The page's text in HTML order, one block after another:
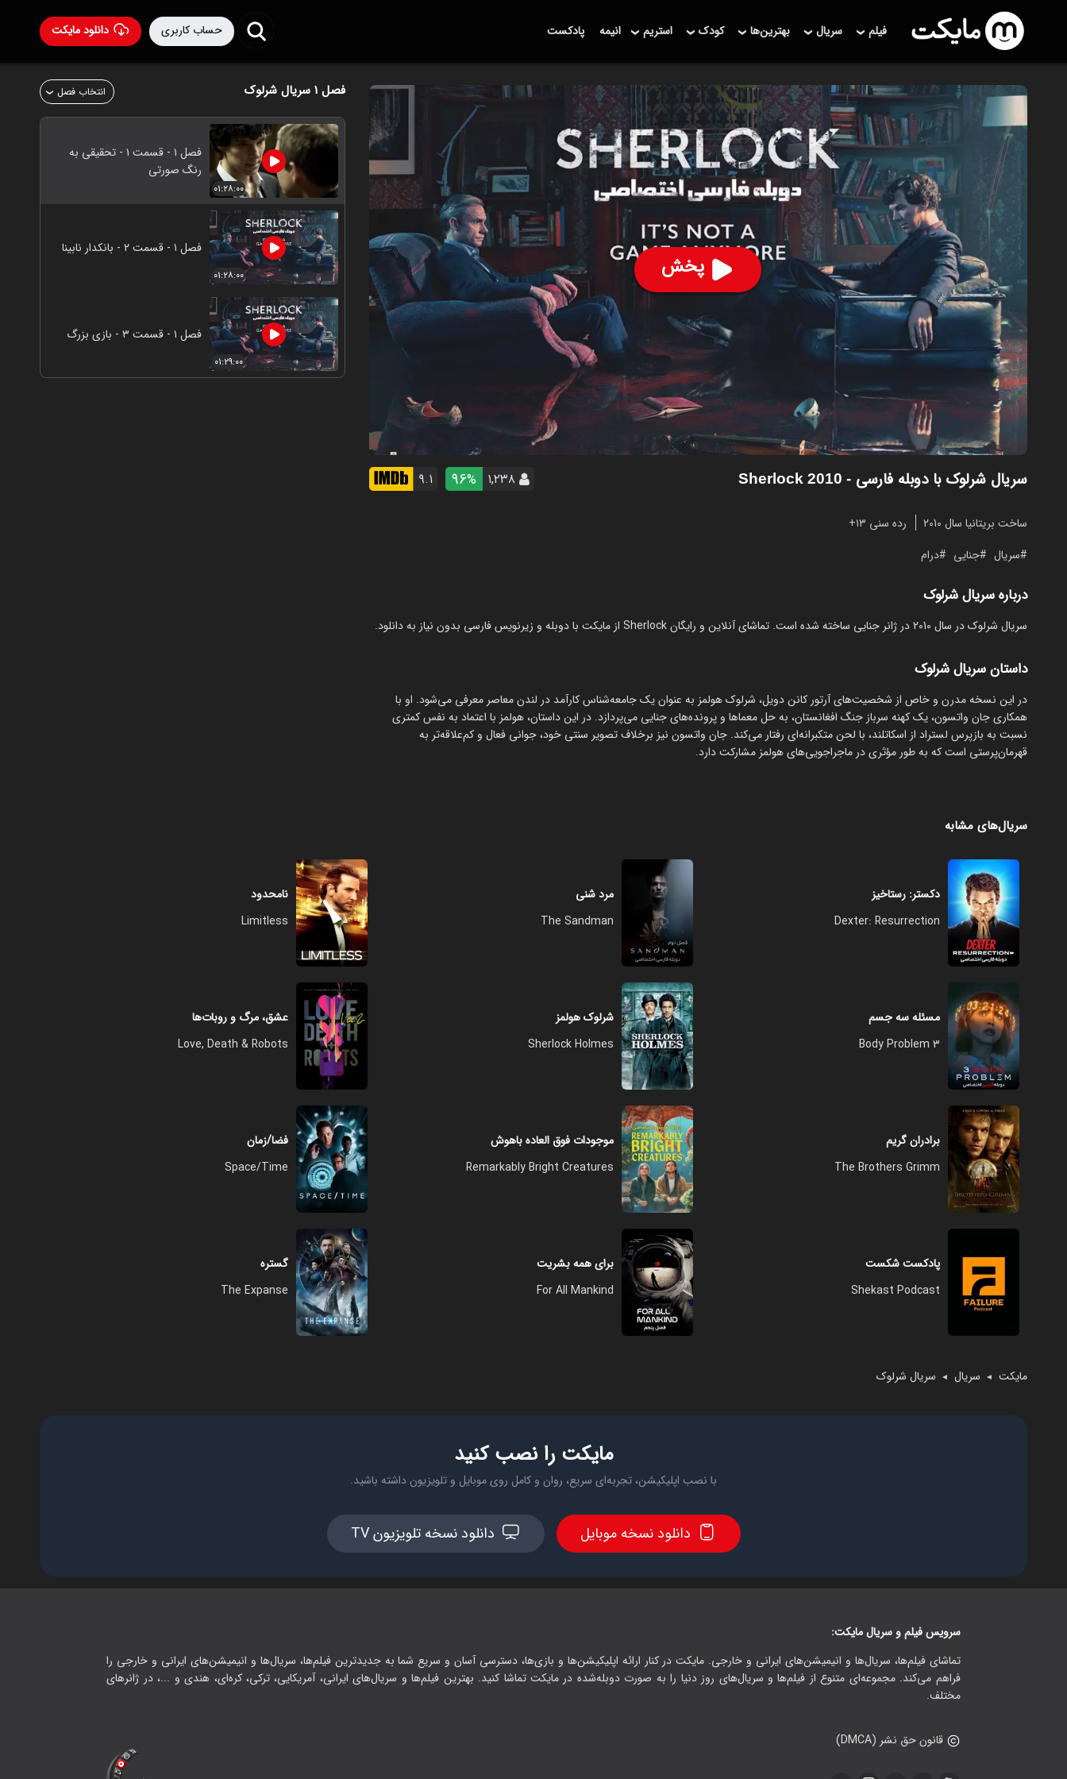
دانلود مایکت حساب کاربری فیلم سریال بهترین‌ها کودک استریم انیمه پادکست
پخش
سریال شرلوک با دوبله فارسی - Sherlock 2010 ۱,۲۳۸ 96% ۹.۱
ساخت بریتانیا سال 2010
رده سنی ۱۳+
سریال
جنایی درام
درباره سریال شرلوک
سریال شرلوک در سال 2010 در ژانر جنایی ساخته شده است. تماشای آنلاین و رایگان Sherlock از مایکت با دوبله و زیرنویس فارسی بدون نیاز به دانلود.
داستان سریال شرلوک
در این نسخه مدرن و خاص از شخصیت‌های آرتور کانن دویل، شرلوک هولمز به عنوان یک جامعه‌شناس کارآمد در لندن معاصر معرفی می‌شود. او با
همکاری جان واتسون، یک کهنه سرباز جنگ افغانستان، به حل معماها و پرونده‌های جنایی می‌پردازد. در این داستان، هولمز با اعتماد به نفس کمتری
نسبت به بازپرس لستراد از اسکاتلند، با لحن متکبرانه‌ای رفتار می‌کند. جان واتسون نیز برخلاف تصویر سنتی خود، جوانی فعال و کم‌علاقه‌تر به
قهرمان‌پرستی است که به طور مؤثری در ماجراجویی‌های هولمز مشارکت دارد.
فصل ۱ سریال شرلوک انتخاب فصل
۰۱:۲۸:۰۰
فصل ۱ - قسمت ۱ - تحقیقی به
رنگ صورتی
۰۱:۲۸:۰۰
فصل ۱ - قسمت ۲ - بانکدار نابینا
۰۱:۲۹:۰۰
فصل ۱ - قسمت ۳ - بازی بزرگ
سریال‌های مشابه
دکستر: رستاخیز
Dexter: Resurrection
مرد شنی
The Sandman
نامحدود
Limitless
مسئله سه جسم
3 Body Problem
شرلوک هولمز
Sherlock Holmes
عشق، مرگ و روبات‌ها
Love, Death & Robots
برادران گریم
The Brothers Grimm
موجودات فوق العاده باهوش
Remarkably Bright Creatures
فضا/زمان
Space/Time
پادکست شکست
Shekast Podcast
برای همه بشریت
For All Mankind
گستره
The Expanse
مایکت ◄ سریال ◄ سریال شرلوک
مایکت را نصب کنید
با نصب اپلیکیشن، تجربه‌ای سریع، روان و کامل روی موبایل و تلویزیون داشته باشید.
دانلود نسخه موبایل دانلود نسخه تلویزیون TV
سرویس فیلم و سریال مایکت:
تماشای فیلم‌ها، سریال‌ها و انیمیشن‌های ایرانی و خارجی. مایکت در کنار ارائه اپلیکیشن‌ها و بازی‌ها، دسترسی آسان و سریع شما به جدیدترین فیلم‌ها، سریال‌ها و انیمیشن‌های ایرانی و خارجی را
فراهم می‌کند. مجموعه‌ای متنوع از فیلم‌ها و سریال‌های روز دنیا را به صورت دوبله‌شده در مایکت تماشا کنید. بهترین فیلم‌ها و سریال‌های ایرانی، آمریکایی، ترکی، کره‌ای، هندی و ...، در ژانرهای
مختلف.
قانون حق نشر (DMCA)